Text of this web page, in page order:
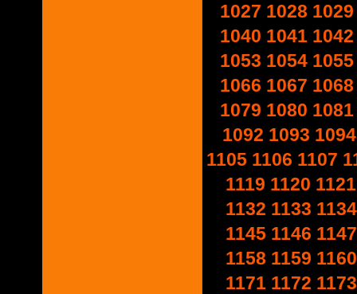
1027 1028 1029
1040 1041 1042
1053 1054 1055
1066 1067 1068
1079 1080 1081
1092 1093 1094
1105 1106 1107
1119 1120 1121
1132 1133 1134
1145 1146 1147
1158 1159 1160
1171 1172 1173